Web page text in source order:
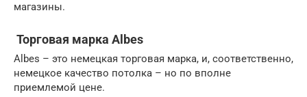
магазины.
Торговая марка Albes
Albes – это немецкая торговая марка, и, соответственно,
немецкое качество потолка – но по вполне
приемлемой цене.